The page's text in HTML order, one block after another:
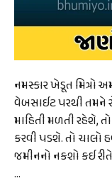
નમસ્કાર ખેડૂત
વેબસાઈટ પરથી તમને
માહિતી મળતી રહેશે,
કરવી પડશે. તો
જમીનનો નકશો કઈ
…